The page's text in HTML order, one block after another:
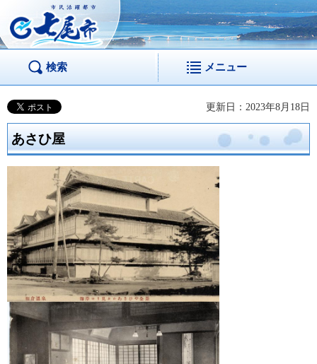
市民活躍都市 七尾
市
検索 メニュー
更新日：2023年8月18日
あさひ屋